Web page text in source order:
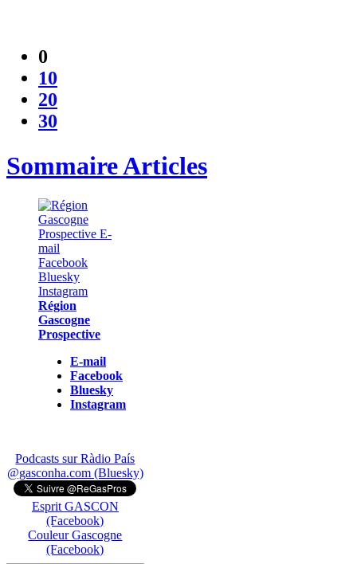
0
10
20
30
Sommaire Articles
Région
Gascogne
Prospective
E-mail
Facebook
Bluesky
Instagram
Podcasts sur Ràdio País
@gasconha.com (Bluesky)
Esprit GASCON
(Facebook)
Couleur Gascogne
(Facebook)